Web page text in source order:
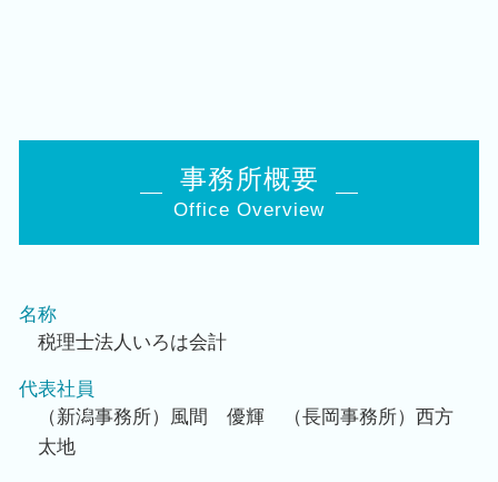
事務所概要
Office Overview
名称
税理士法人いろは会計
代表社員
（新潟事務所）風間 優輝 （長岡事務所）西方
太地